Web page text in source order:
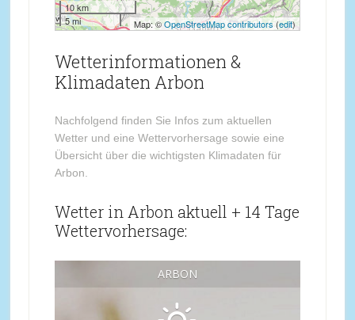
10 km
5 mi
Map: ©OpenStreetMap contributors (edit)
Wetterinformationen &
Klimadaten Arbon
Nachfolgend finden Sie Infos zum aktuellen
Wetter und eine Wettervorhersage sowie eine
Übersicht über die wichtigsten Klimadaten für
Arbon.
Wetter in Arbon aktuell + 14 Tage
Wettervorhersage:
ARBON